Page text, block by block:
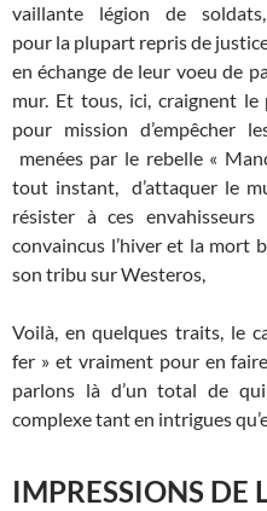
vaillante légion de soldats,
pour la plupart repris de
en échange de leur voeu de
mur. Et tous, ici, craignent le
pour mission d’empêcher
menées par le rebelle «
tout instant, d’attaquer le
résister à ces
convaincus l’hiver et la mort
son tribu sur Westeros,
Voilà, en quelques traits, le
fer » et vraiment pour en
parlons là d’un total de
complexe tant en intrigues
IMPRESSIONS DE